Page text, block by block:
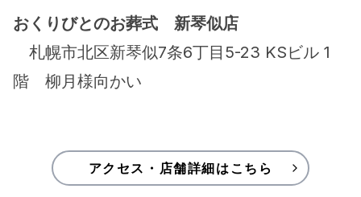
おくりびとのお葬式　新琴似店
札幌市北区新琴似7条6丁目5-23 KSビル 1
階　柳月様向かい
アクセス・店舗詳細はこちら